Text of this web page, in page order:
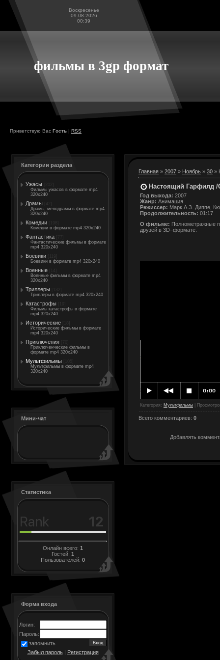
Воскресенье
09.08.2026
00:39
фильмы в 3gp формат
Приветствую Вас Гость | RSS
Категории раздела
Ужасы
Фильмы ужасов в формате mp4
320x240
Драмы
Драмы, мелодрамы в формате mp4
320x240
Комедии
Комедии в формате mp4 320x240
Фантастика
Фантастические фильмы в формате
mp4 320x240
Боевики
Боевики в формате mp4 320x240
Военные
Военные фильмы в формате mp4
320x240
Триллеры
Триллеры в формате mp4 320x240
Катастрофы
Фильмы катастрофы в формате
mp4 320x240
Исторические
Исторические фильмы в формате
mp4 320x240
Приключения
Приключенческие фильмы в
формате mp4 320x240
Мультфильмы
Мультфильмы в формате mp4
320x240
Мини-чат
Статистика
Онлайн всего: 1
Гостей: 1
Пользователей: 0
Форма входа
Логин:
Пароль:
запомнить
Забыл пароль| Регистрация
Главная » 2007 » Ноябрь » 30 »
Настоящий Гарфилд /
Год выхода: 2007
Жанр: Анимация
Режиссер: Марк А.З. Диппе,
Продолжительность: 01:17
О фильме: Полнометражные
друзей в 3D−формате.
Категория : Мультфильмы
Всего комментариев: 0
Добавлять